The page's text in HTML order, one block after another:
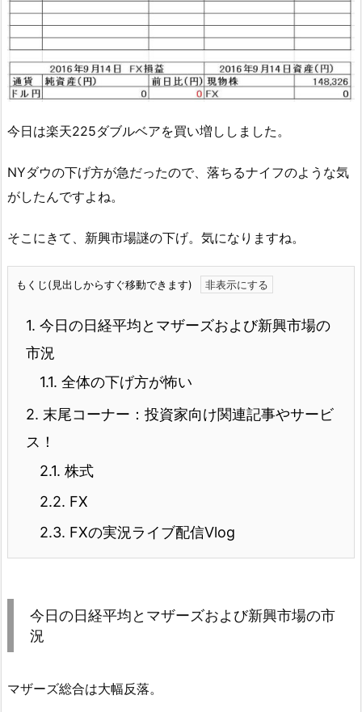
今日は楽天225ダブルベアを買い増ししました。
NYダウの下げ方が急だったので、落ちるナイフのような気
がしたんですよね。
そこにきて、新興市場謎の下げ。気になりますね。
もくじ(見出しからすぐ移動できます)
1. 今日の日経平均とマザーズおよび新興市場の
市況
1.1. 全体の下げ方が怖い
2. 末尾コーナー：投資家向け関連記事やサービ
ス！
2.1. 株式
2.2. FX
2.3. FXの実況ライブ配信Vlog
今日の日経平均とマザーズおよび新興市場の市
況
マザーズ総合は大幅反落。